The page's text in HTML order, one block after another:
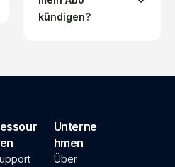
kündigen?
Unterne
hmen
Über